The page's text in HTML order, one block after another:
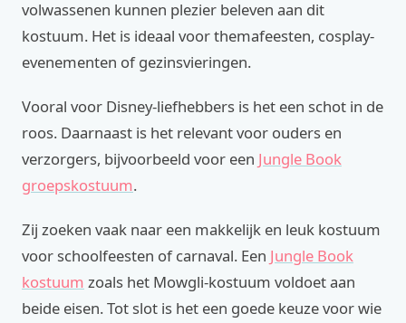
volwassenen kunnen plezier beleven aan dit
kostuum. Het is ideaal voor themafeesten, cosplay-
evenementen of gezinsvieringen.
Vooral voor Disney-liefhebbers is het een schot in de
roos. Daarnaast is het relevant voor ouders en
verzorgers, bijvoorbeeld voor een Jungle Book
groepskostuum.
Zij zoeken vaak naar een makkelijk en leuk kostuum
voor schoolfeesten of carnaval. Een Jungle Book
kostuum zoals het Mowgli-kostuum voldoet aan
beide eisen. Tot slot is het een goede keuze voor wie